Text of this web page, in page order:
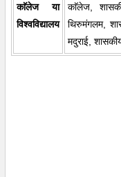
काॅलेज या
विश्वविद्यालय
काॅलेज,
थिरुमंगलम,
मदुराई,